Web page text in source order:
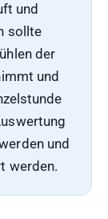
und
sollte
der
und
und
werden.